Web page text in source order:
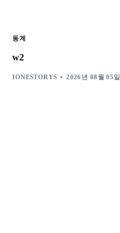
동계
w2
IONESTORYS 2026년 08월 05일